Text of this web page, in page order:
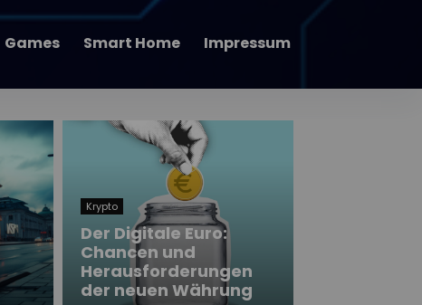
Games Smart Home Impressum
Krypto
Der Digitale Euro:
Chancen und
Herausforderungen
der neuen Währung